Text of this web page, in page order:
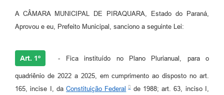
A CÂMARA MUNICIPAL DE PIRAQUARA, Estado do Paraná,
Aprovou e eu, Prefeito Municipal, sanciono a seguinte Lei:
Art. 1º - Fica instituído no Plano Plurianual, para o
quadriênio de 2022 a 2025, em cumprimento ao disposto no art.
165, incise I, daConstituição Federal
de 1988; art. 63, inciso I,